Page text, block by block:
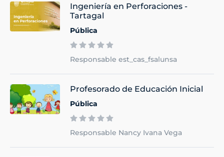
Ingeniería en Perforaciones -
Tartagal
Pública
Responsable est_cas_fsalunsa
Profesorado de Educación Inicial
Pública
Responsable Nancy Ivana Vega